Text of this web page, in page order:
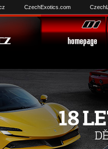
CzechExotics.com